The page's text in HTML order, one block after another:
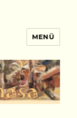
MENÜ